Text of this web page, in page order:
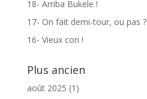
18- Arriba Bukele !
17- On fait demi-tour, ou pas ?
16- Vieux con !
Plus ancien
août 2025 (1)